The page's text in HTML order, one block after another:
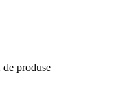
de produse